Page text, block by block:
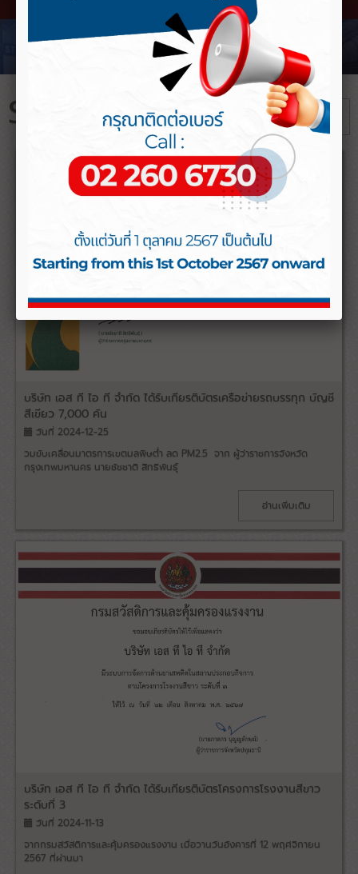
STIT NEWS + อ่านต่อทั้งหมด
บริษัท เอส ที ไอ ที จำกัด ได้รับเกียรติบัตรเครือข่ายรถบรรทุก บัญชี
สีเขียว 7,000 คัน
วันที่ 2024-12-25
วมขับเคลื่อนมาตรการเขตมลพิษต่ำ ลด PM2.5 จาก ผู้ว่าราชการจังหวัด
กรุงเทพมหานคร นายชัชชาติ สิทธิพันธุ์
อ่านเพิ่มเติม
บริษัท เอส ที ไอ ที จำกัด ได้รับเกียรติบัตรโครงการโรงงานสีขาว
ระดับที่ 3
วันที่ 2024-11-13
จากกรมสวัสดิการและคุ้มครองแรงงาน เมื่อวานวันอังคารที่ 12 พฤศจิกายน
2567 ที่ผ่านมา